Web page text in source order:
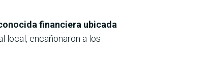
financiera ubicada
local, encañonaron a los